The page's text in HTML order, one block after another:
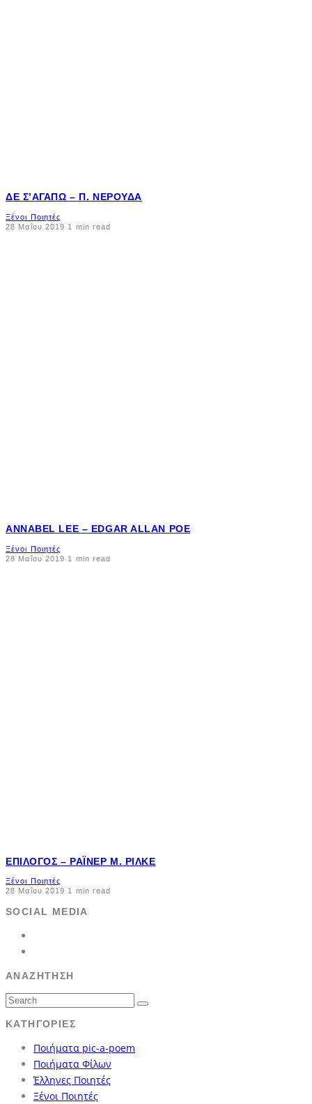
ΔΕ Σ’ΑΓΑΠΏ – Π. ΝΕΡΟΎΔΑ
Ξένοι Ποιητές
28 Μαΐου 2019 1 min read
ANNABEL LEE – EDGAR ALLAN POE
Ξένοι Ποιητές
28 Μαΐου 2019 1 min read
ΕΠΊΛΟΓΟΣ – ΡΆΙΝΕΡ Μ. ΡΊΛΚΕ
Ξένοι Ποιητές
28 Μαΐου 2019 1 min read
SOCIAL MEDIA
ΑΝΑΖΉΤΗΣΗ
ΚΑΤΗΓΟΡΊΕΣ
Ποιήματα pic-a-poem
Ποιήματα Φίλων
Έλληνες Ποιητές
Ξένοι Ποιητές